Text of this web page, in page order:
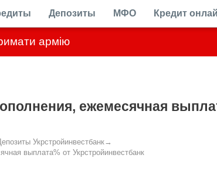
армію
Депозиты МФО Кредит
ежемесячная
Укрстройинвестбанк→
выплата% от Укрстройинвестбанк